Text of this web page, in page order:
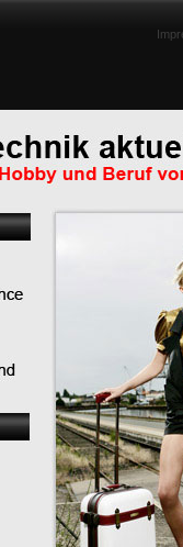
Tests Links
Top-News
Weltpremiere in
ganz Deutschland mit
PIKO präsentiert die neue
LILIPUT - Auslieferungen
PIKO bringt
feiert Premiere in Koblenz